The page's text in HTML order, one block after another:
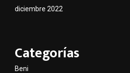
diciembre 2022
Categorías
Beni